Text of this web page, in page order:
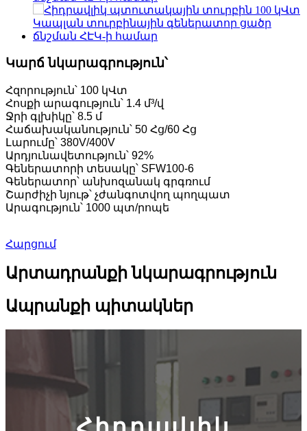
Կարճ նկարագրություն՝
Հզորություն՝ 100 կՎտ
Հոսքի արագություն՝ 1.4 մ³/վ
Ջրի գլխիկը՝ 8.5 մ
Հաճախականություն՝ 50 Հց/60 Հց
Լարումը՝ 380V/400V
Արդյունավետություն՝ 92%
Գեներատորի տեսակը՝ SFW100-6
Գեներատոր՝ անխոզանակ գրգռում
Շարժիչի նյութ՝ չժանգոտվող պողպատ
Արագություն՝ 1000 պտ/րոպե
Հարցում
Արտադրանքի նկարագրություն
Ապրանքի պիտակներ